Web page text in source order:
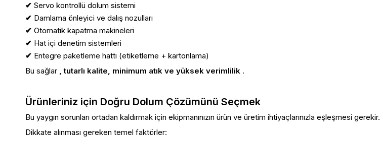
✔ Servo kontrollü dolum sistemi
✔ Damlama önleyici ve dalış nozulları
✔ Otomatik kapatma makineleri
✔ Hat içi denetim sistemleri
✔ Entegre paketleme hattı (etiketleme + kartonlama)
Bu sağlar , tutarlı kalite, minimum atık ve yüksek verimlilik .
Ürünleriniz için Doğru Dolum Çözümünü Seçmek
Bu yaygın sorunları ortadan kaldırmak için ekipmanınızın ürün ve üretim ihtiyaçlarınızla eşleşmesi gerekir.
Dikkate alınması gereken temel faktörler: